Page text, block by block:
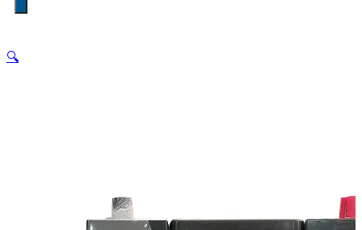
productos
🔍